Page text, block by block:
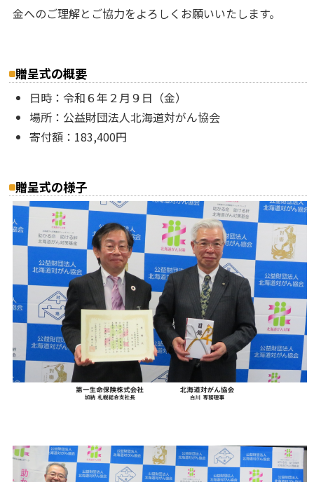
金へのご理解とご協力をよろしくお願いいたします。
贈呈式の概要
日時：令和６年２月９日（金）
場所：公益財団法人北海道対がん協会
寄付額：183,400円
贈呈式の様子